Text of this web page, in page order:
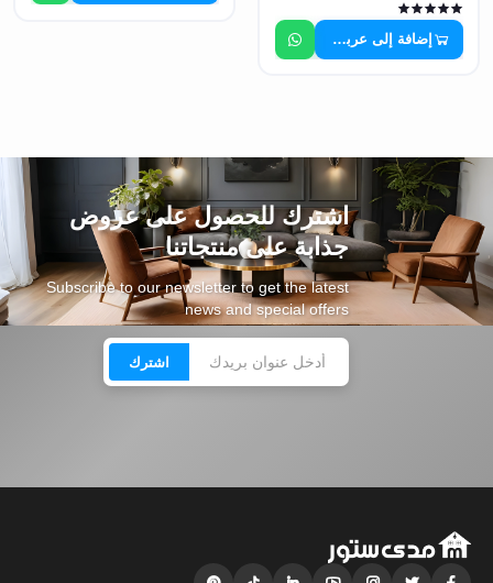
إضافة إلى عربة التسوق
اشترك للحصول على عروض
جذابة على منتجاتنا
Subscribe to our newsletter to get the latest
news and special offers
اشترك